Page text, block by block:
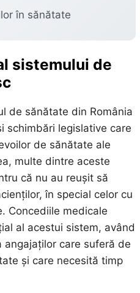
în sănătate
sistemului de
de sănătate din România
schimbări legislative care
de sănătate ale
multe dintre aceste
că nu au reușit să
în special celor cu
Concediile medicale
al acestui sistem, având
care suferă de
și care necesită timp